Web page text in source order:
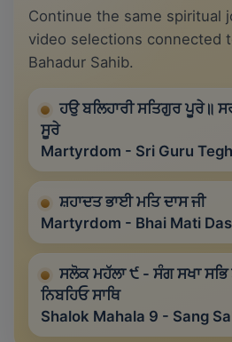
Continue the same spiritual
video selections connected
Bahadur Sahib.
ਹਉ ਬਲਿਹਾਰੀ ਸਤਿਗੁਰ ਪੂਰੇ॥
ਸੂਰੇ
Martyrdom - Sri Guru
ਸ਼ਹਾਦਤ ਭਾਈ ਮਤਿ ਦਾਸ ਜੀ
Martyrdom - Bhai Mati
ਸਲੋਕ ਮਹੱਲਾ ੯ - ਸੰਗ ਸਖਾ
ਨਿਬਹਿਓ ਸਾਥਿ
Shalok Mahala 9 - Sang